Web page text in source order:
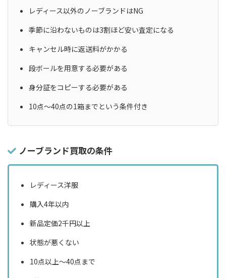
レディース以外のノーブランドはNG
季節に沿わないものは3割ほど安い査定になる
キャンセル時に返送料がかかる
段ボールを用意する必要がある
身分証をコピーする必要がある
10点〜40点の1箱までという条件付き
ノーブランド買取の条件
レディース洋服
購入4年以内
新品定価2千円以上
状態が悪くない
10点以上〜40点まで